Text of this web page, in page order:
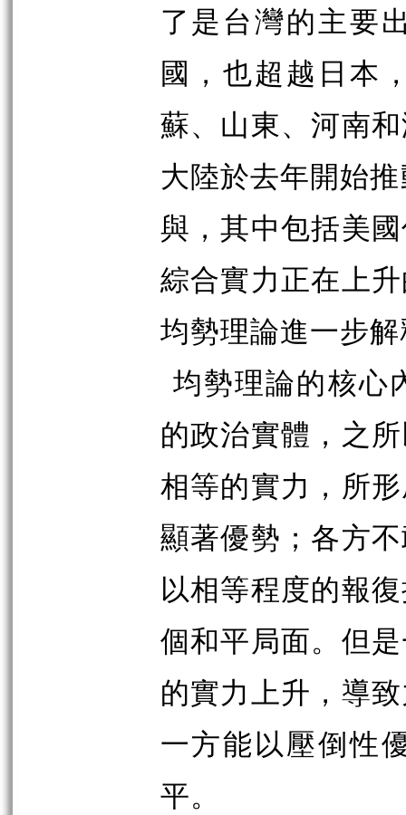
了是台灣的主要
國，也超越日本
蘇、山東、河南
大陸於去年開始
與，其中包括美
綜合實力正在上
均勢理論進一步
均勢理論的核心
的政治實體，之
相等的實力，所
顯著優勢；各方
以相等程度的報
個和平局面。但
的實力上升，導
一方能以壓倒性
平。